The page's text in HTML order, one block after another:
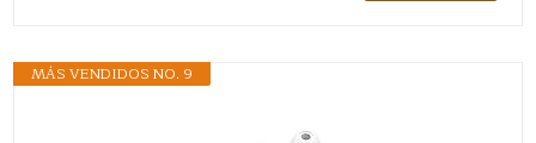
MÁS VENDIDOS NO. 9